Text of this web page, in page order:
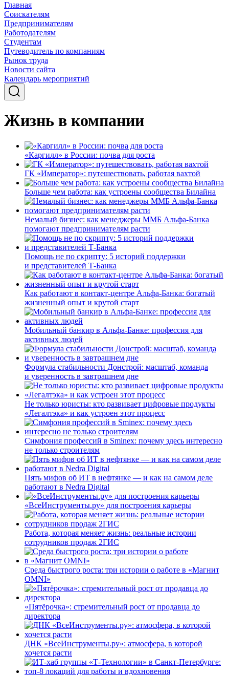
Главная
Соискателям
Предпринимателям
Работодателям
Студентам
Путеводитель по компаниям
Рынок труда
Новости сайта
Календарь мероприятий
Жизнь в компании
«Каргилл» в России: почва для роста
ГК «Император»: путешествовать, работая вахтой
Больше чем работа: как устроены сообщества Билайна
Немалый бизнес: как менеджеры ММБ Альфа-Банка
помогают предпринимателям расти
Помощь не по скрипту: 5 историй поддержки
и представителей Т-Банка
Как работают в контакт-центре Альфа-Банка: богатый
жизненный опыт и крутой старт
Мобильный банкир в Альфа-Банке: профессия для
активных людей
Формула стабильности Донстрой: масштаб, команда
и уверенность в завтрашнем дне
Не только юристы: кто развивает цифровые продукты
«Легалтэка» и как устроен этот процесс
Симфония профессий в Sminex: почему здесь интересно
не только строителям
Пять мифов об ИТ в нефтянке — и как на самом деле
работают в Nedra Digital
«ВсеИнструменты.ру» для построения карьеры
Работа, которая меняет жизнь: реальные истории
сотрудников продаж 2ГИС
Среда быстрого роста: три истории о работе в «Магнит
OMNI»
«Пятёрочка»: стремительный рост от продавца до
директора
ДНК «ВсеИнструменты.ру»: атмосфера, в которой
хочется расти